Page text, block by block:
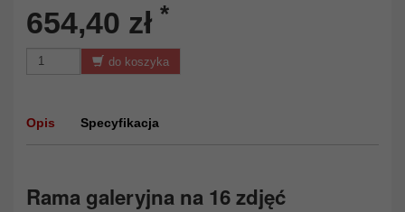
654,40 zł *
do koszyka
Opis Specyfikacja
Rama galeryjna na 16 zdjęć